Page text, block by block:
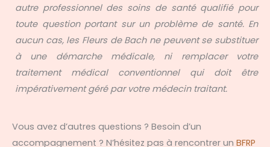
autre professionnel des soins de santé qualifié pour
toute question portant sur un problème de santé. En
aucun cas, les Fleurs de Bach ne peuvent se substituer
à une démarche médicale, ni remplacer votre
traitement médical conventionnel qui doit être
impérativement géré par votre médecin traitant.
Vous avez d’autres questions ? Besoin d’un
accompagnement ? N’hésitez pas à rencontrer un BFRP